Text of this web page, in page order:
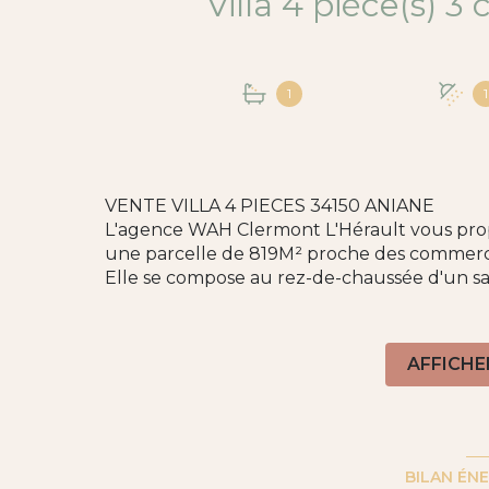
1 1
VENTE VILLA 4 PIECES 34150 ANIANE
L'agence WAH Clermont L'Hérault vous
une parcelle de 819M² proche des
Elle se compose au rez-de-chaussée d'un
Vous profiterez d'un extérieur arboré avec
Vous disposerez d'un système de
contacter votre Agent Immobilier Monsieur
BILAN